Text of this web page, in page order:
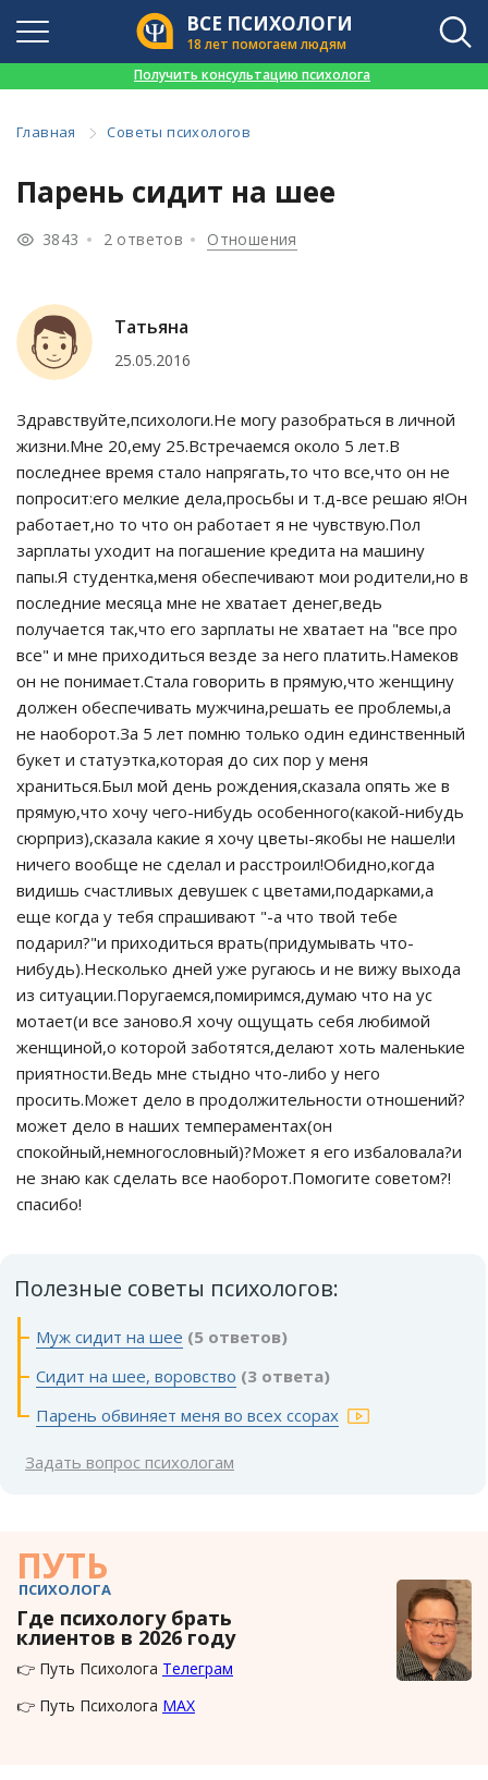
ВСЕ ПСИХОЛОГИ
18 лет помогаем людям
Получить консультацию психолога
Главная Советы психологов
Парень сидит на шее
3843 2 ответов Отношения
Татьяна
25.05.2016
Здравствуйте,психологи.Не могу разобраться в личной
жизни.Мне 20,ему 25.Встречаемся около 5 лет.В
последнее время стало напрягать,то что все,что он не
попросит:его мелкие дела,просьбы и т.д-все решаю я!Он
работает,но то что он работает я не чувствую.Пол
зарплаты уходит на погашение кредита на машину
папы.Я студентка,меня обеспечивают мои родители,но в
последние месяца мне не хватает денег,ведь
получается так,что его зарплаты не хватает на "все про
все" и мне приходиться везде за него платить.Намеков
он не понимает.Стала говорить в прямую,что женщину
должен обеспечивать мужчина,решать ее проблемы,а
не наоборот.За 5 лет помню только один единственный
букет и статуэтка,которая до сих пор у меня
храниться.Был мой день рождения,сказала опять же в
прямую,что хочу чего-нибудь особенного(какой-нибудь
сюрприз),сказала какие я хочу цветы-якобы не нашел!и
ничего вообще не сделал и расстроил!Обидно,когда
видишь счастливых девушек с цветами,подарками,а
еще когда у тебя спрашивают "-а что твой тебе
подарил?"и приходиться врать(придумывать что-
нибудь).Несколько дней уже ругаюсь и не вижу выхода
из ситуации.Поругаемся,помиримся,думаю что на ус
мотает(и все заново.Я хочу ощущать себя любимой
женщиной,о которой заботятся,делают хоть маленькие
приятности.Ведь мне стыдно что-либо у него
просить.Может дело в продолжительности отношений?
может дело в наших темпераментах(он
спокойный,немногословный)?Может я его избаловала?и
не знаю как сделать все наоборот.Помогите советом?!
спасибо!
Полезные советы психологов:
Муж сидит на шее (5 ответов)
Сидит на шее, воровство (3 ответа)
Парень обвиняет меня во всех ссорах
Задать вопрос психологам
ПУТЬ
ПСИХОЛОГА
Где психологу брать
клиентов в 2026 году
👉 Путь Психолога Телеграм
👉 Путь Психолога MAX